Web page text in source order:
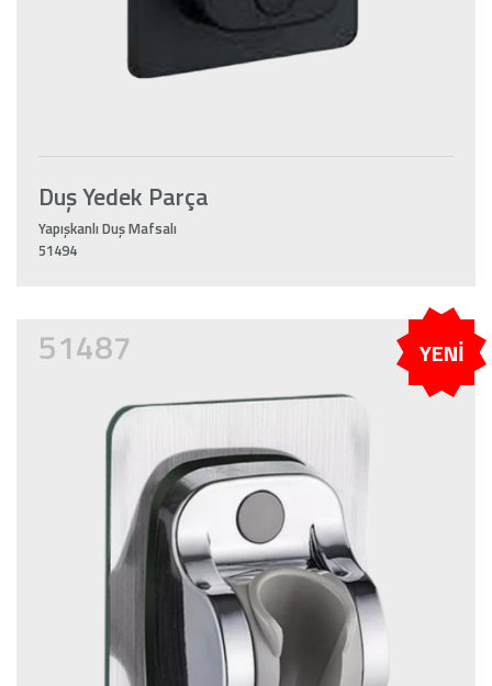
Duş Yedek Parça
Yapışkanlı Duş Mafsalı
51494
51487 YENİ